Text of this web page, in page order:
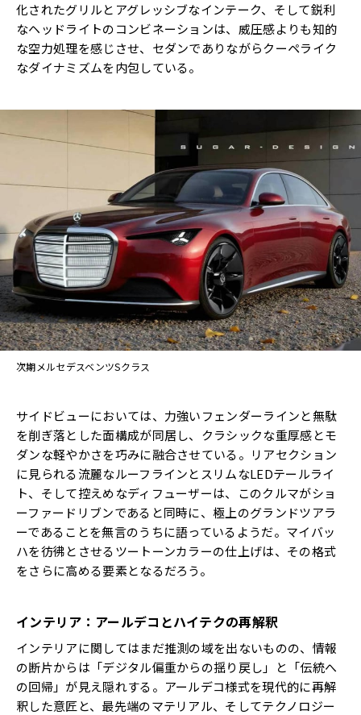
化されたグリルとアグレッシブなインテーク、そして鋭利
なヘッドライトのコンビネーションは、威圧感よりも知的
な空力処理を感じさせ、セダンでありながらクーペライク
なダイナミズムを内包している。
次期メルセデスベンツSクラス
サイドビューにおいては、力強いフェンダーラインと無駄
を削ぎ落とした面構成が同居し、クラシックな重厚感とモ
ダンな軽やかさを巧みに融合させている。リアセクション
に見られる流麗なルーフラインとスリムなLEDテールライ
ト、そして控えめなディフューザーは、このクルマがショ
ーファードリブンであると同時に、極上のグランドツアラ
ーであることを無言のうちに語っているようだ。マイバッ
ハを彷彿とさせるツートーンカラーの仕上げは、その格式
をさらに高める要素となるだろう。
インテリア：アールデコとハイテクの再解釈
インテリアに関してはまだ推測の域を出ないものの、情報
の断片からは「デジタル偏重からの揺り戻し」と「伝統へ
の回帰」が見え隠れする。アールデコ様式を現代的に再解
釈した意匠と、最先端のマテリアル、そしてテクノロジー